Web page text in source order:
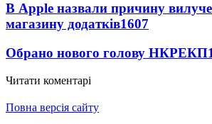
В Apple назвали причину
магазину додатків1607
Обрано нового голову НКРЕКП
Читати коментарі
Повна версія сайту